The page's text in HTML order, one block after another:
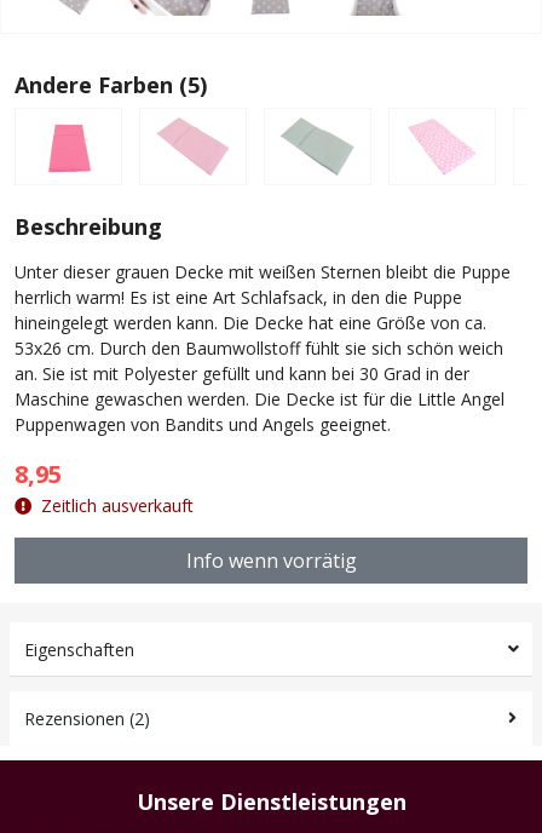
Andere Farben (5)
Beschreibung
Unter dieser grauen Decke mit weißen Sternen bleibt die Puppe
herrlich warm! Es ist eine Art Schlafsack, in den die Puppe
hineingelegt werden kann. Die Decke hat eine Größe von ca.
53x26 cm. Durch den Baumwollstoff fühlt sie sich schön weich
an. Sie ist mit Polyester gefüllt und kann bei 30 Grad in der
Maschine gewaschen werden. Die Decke ist für die Little Angel
Puppenwagen von Bandits und Angels geeignet.
8,95
Zeitlich ausverkauft
Info wenn vorrätig
Eigenschaften
Rezensionen (2)
Unsere Dienstleistungen